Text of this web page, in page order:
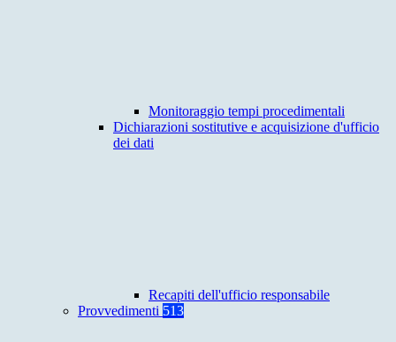
Monitoraggio tempi procedimentali
Dichiarazioni sostitutive e acquisizione d'ufficio
dei dati
Recapiti dell'ufficio responsabile
Provvedimenti 513